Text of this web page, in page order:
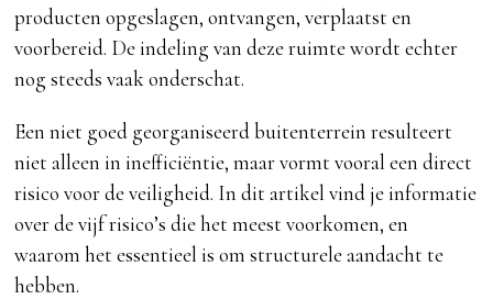
producten opgeslagen, ontvangen, verplaatst en
voorbereid. De indeling van deze ruimte wordt echter
nog steeds vaak onderschat.
Een niet goed georganiseerd buitenterrein resulteert
niet alleen in inefficiëntie, maar vormt vooral een direct
risico voor de veiligheid. In dit artikel vind je informatie
over de vijf risico’s die het meest voorkomen, en
waarom het essentieel is om structurele aandacht te
hebben.